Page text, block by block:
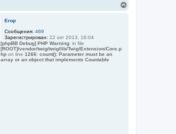
Егор
Сообщения: 469
Зарегистрирован: 22 окт 2013, 16:04
[phpBB Debug] PHP Warning: in file
[ROOT]/vendor/twig/twig/lib/Twig/Extension/Core.p
hpon line 1266: count(): Parameter must be an
array or an object that implements Countable